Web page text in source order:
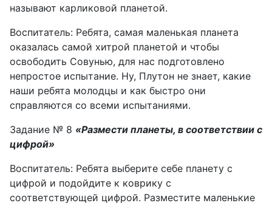
называют карликовой планетой.
Воспитатель: Ребята, самая маленькая планета
оказалась самой хитрой планетой и чтобы
освободить Совунью, для нас подготовлено
непростое испытание. Ну, Плутон не знает, какие
наши ребята молодцы и как быстро они
справляются со всеми испытаниями.
Задание № 8 «Размести планеты, в соответствии с
цифрой»
Воспитатель: Ребята выберите себе планету с
цифрой и подойдите к коврику с
соответствующей цифрой. Разместите маленькие